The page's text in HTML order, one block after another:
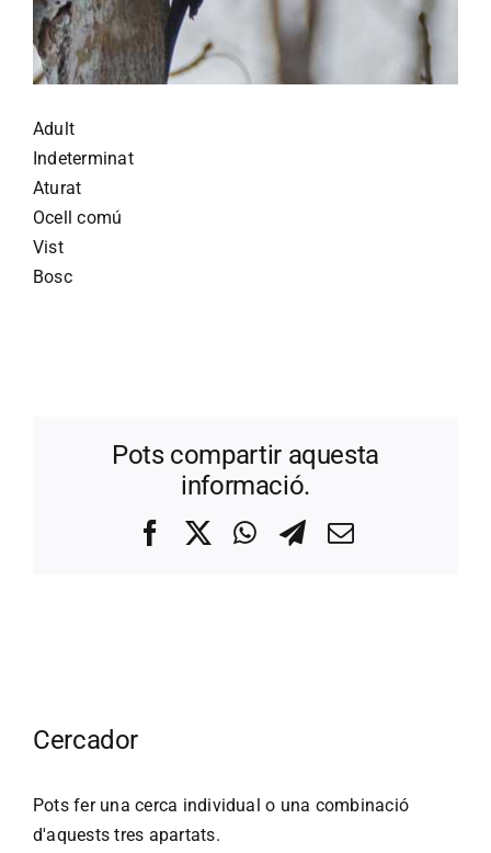
Adult
Indeterminat
Aturat
Ocell comú
Vist
Bosc
Pots compartir aquesta
informació.
FacebookWhatsApp
Telegram
Correo
Cercador
Pots fer una cerca individual o una combinació
d'aquests tres apartats.